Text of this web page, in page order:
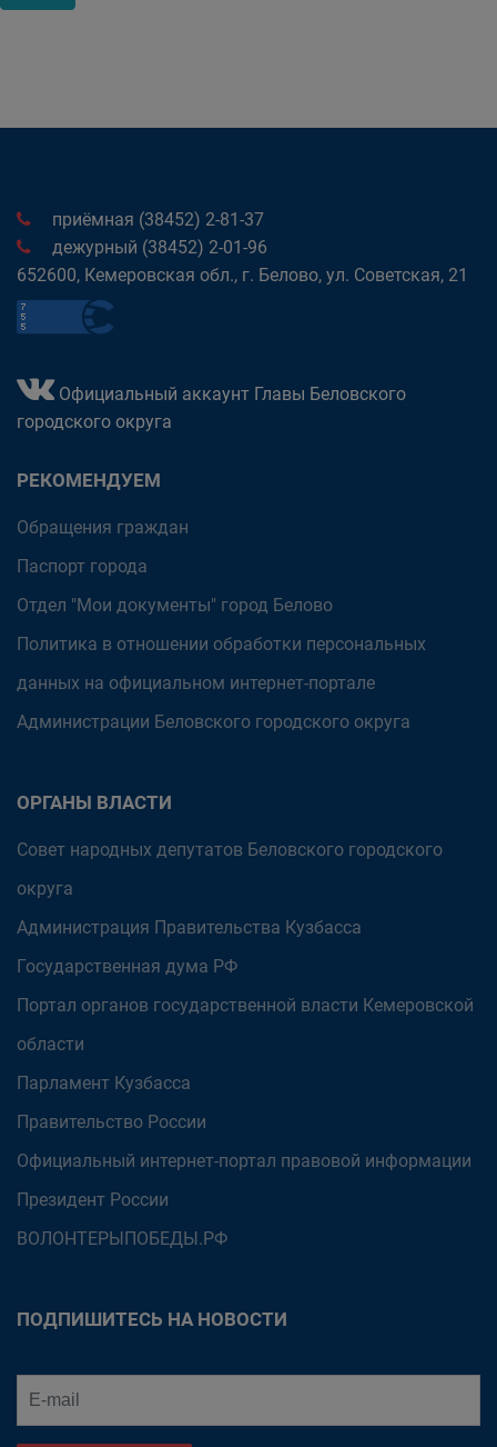
приёмная (38452) 2-81-37
дежурный (38452) 2-01-96
652600, Кемеровская обл., г. Белово, ул. Советская, 21
Официальный аккаунт Главы Беловского
городского округа
РЕКОМЕНДУЕМ
Обращения граждан
Паспорт города
Отдел "Мои документы" город Белово
Политика в отношении обработки персональных
данных на официальном интернет-портале
Администрации Беловского городского округа
ОРГАНЫ ВЛАСТИ
Совет народных депутатов Беловского городского
округа
Администрация Правительства Кузбасса
Государственная дума РФ
Портал органов государственной власти Кемеровской
области
Парламент Кузбасса
Правительство России
Официальный интернет-портал правовой информации
Президент России
ВОЛОНТЕРЫПОБЕДЫ.РФ
ПОДПИШИТЕСЬ НА НОВОСТИ